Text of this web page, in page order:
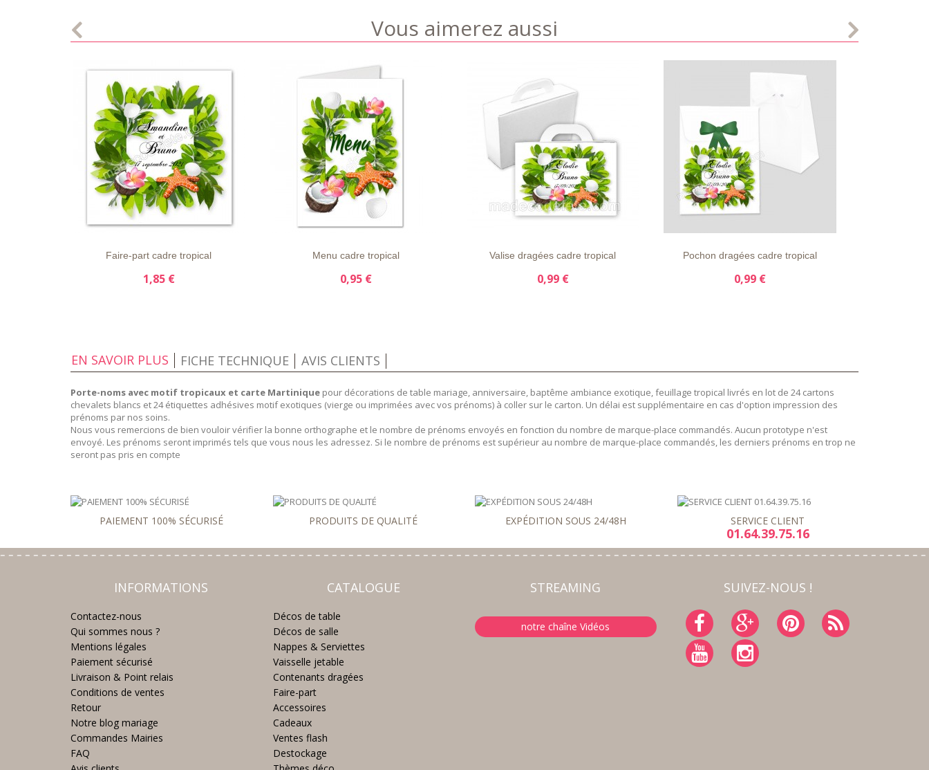
Vous aimerez aussi
D'ENVIE
APERÇU
RAPIDE
Faire-part cadre tropical
1,85 €
D'ENVIE
APERÇU
RAPIDE
Menu cadre tropical
0,95 €
APERÇU
DÉTAILS
Valise dragées cadre tropical
0,99 €
LISTE
APERÇU
Pochon dragées cadre tropical
0,99 €
EN SAVOIR PLUS FICHE TECHNIQUE AVIS CLIENTS
Porte-noms avec motif tropicaux et carte Martinique pour décorations de table mariage, anniversaire, baptême ambiance exotique, feuillage tropical livrés en lot de 24 cartons
chevalets blancs et 24 étiquettes adhésives motif exotiques (vierge ou imprimées avec vos prénoms) à coller sur le carton. Un délai est supplémentaire en cas d'option impression des
prénoms par nos soins.
Nous vous remercions de bien vouloir vérifier la bonne orthographe et le nombre de prénoms envoyés en fonction du nombre de marque-place commandés. Aucun prototype n'est
envoyé. Les prénoms seront imprimés tels que vous nous les adressez. Si le nombre de prénoms est supérieur au nombre de marque-place commandés, les derniers prénoms en trop ne
seront pas pris en compte
PAIEMENT 100% SÉCURISÉ PRODUITS DE QUALITÉ EXPÉDITION SOUS 24/48H SERVICE CLIENT
01.64.39.75.16
INFORMATIONS
Contactez-nous
Qui sommes nous ?
Mentions légales
Paiement sécurisé
Livraison & Point relais
Conditions de ventes
Retour
Notre blog mariage
Commandes Mairies
FAQ
CATALOGUE
Décos de table
Décos de salle
Nappes & Serviettes
Vaisselle jetable
Contenants dragées
Faire-part
Accessoires
Cadeaux
Ventes flash
Destockage
STREAMING
notre chaîne Vidéos
SUIVEZ-NOUS !